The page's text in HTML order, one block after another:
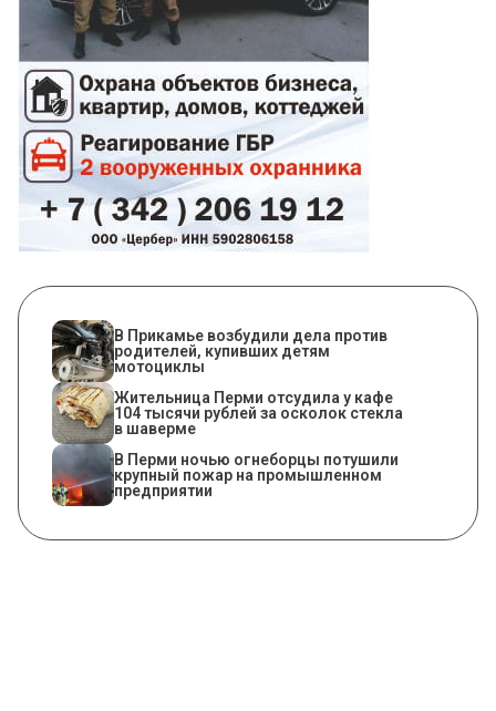
В Прикамье возбудили дела против
родителей, купивших детям
мотоциклы
Жительница Перми отсудила у кафе
104 тысячи рублей за осколок стекла
в шаверме
​В Перми ночью огнеборцы потушили
крупный пожар на промышленном
предприятии